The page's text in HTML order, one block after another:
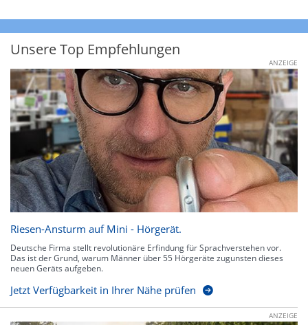
Unsere Top Empfehlungen
ANZEIGE
Riesen-Ansturm auf Mini - Hörgerät.
Deutsche Firma stellt revolutionäre Erfindung für Sprachverstehen vor.
Das ist der Grund, warum Männer über 55 Hörgeräte zugunsten dieses
neuen Geräts aufgeben.
Jetzt Verfügbarkeit in Ihrer Nähe prüfen
ANZEIGE